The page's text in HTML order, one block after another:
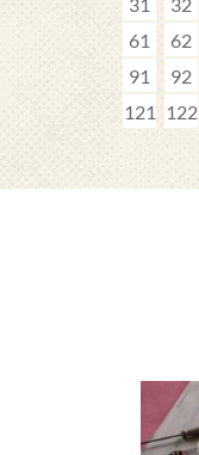
61
62
91
92
121
122